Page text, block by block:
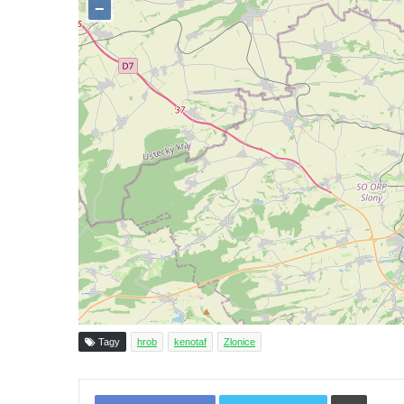
hřbitově v Římově
Pomník obětem 1. světové války v Dolním
Předoníně
Pomník obětem 2. světové války v Plavu
Pamětní deska obětem 1. světové války v
Plavu
Kenotaf Pepiho Meisela na hřbitově v
Dolním Podluží
Kenotaf Leopolda Malata na hřbitově v
Dolním Podluží
Kenotaf Antona Klause na hřbitově v
Dolním Podluží
Kenotaf Heinricha Klause na hřbitově v
Dolním Podluží
Kenotaf Josefa Stolle na hřbitově v Dolním
Tagy hrob kenotaf Zlonice